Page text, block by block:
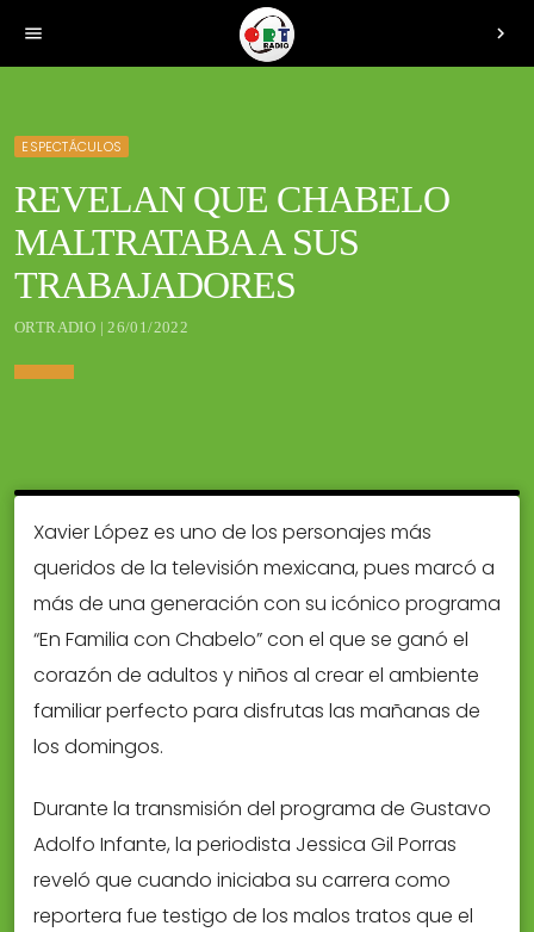
menu chevron_right
ESPECTÁCULOS
REVELAN QUE CHABELO
MALTRATABA A SUS
TRABAJADORES
ORTRADIO | 26/01/2022
Xavier López es uno de los personajes más
queridos de la televisión mexicana, pues marcó a
más de una generación con su icónico programa
“En Familia con Chabelo” con el que se ganó el
corazón de adultos y niños al crear el ambiente
familiar perfecto para disfrutas las mañanas de
los domingos.
Durante la transmisión del programa de Gustavo
Adolfo Infante, la periodista Jessica Gil Porras
reveló que cuando iniciaba su carrera como
reportera fue testigo de los malos tratos que el